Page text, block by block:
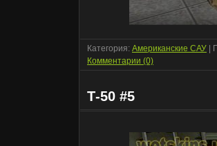
Категория: Американские САУ |
Комментарии (0)
Т-50 #5